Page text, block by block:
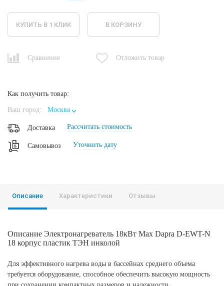
КУПИТЬ В 1 КЛИК В КОРЗИНУ
Сравнение Отложить товар
Как получить товар:
Ваш город: Москва
Доставка Рассчитать стоимость
Самовывоз Уточнить дату
Описание Характеристики Отзывы
Описание Электронагреватель 18кВт Max Dapra D-EWT-N
18 корпус пластик ТЭН инколой
Для эффективного нагрева воды в бассейнах среднего объема
требуется оборудование, способное обеспечить высокую мощность